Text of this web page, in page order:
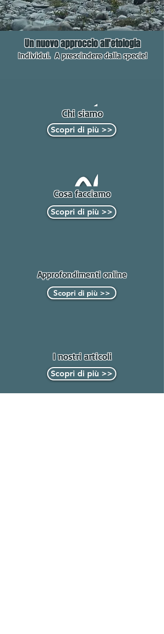
Un nuovo approccio all'etologia
Individui. A prescindere dalla specie!
Chisiamo
Scopri di più >>
Cosa facciamo
Scopri di più >>
Approfondimenti online
Scopri di più >>
I nostri articoli
Scopri di più >>